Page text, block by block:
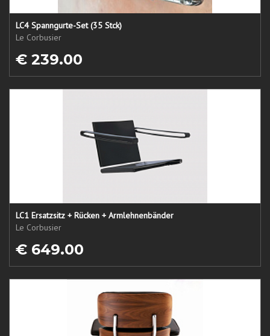
LC4 Spanngurte-Set (35 Stck)
Le Corbusier
€ 239.00
LC1 Ersatzsitz + Rücken + Armlehnenbänder
Le Corbusier
€ 649.00